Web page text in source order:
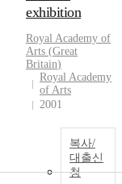
exhibition
Royal Academy of
Arts (Great
Britain)
Royal Academy
of Arts
2001
복사/
대출신
청